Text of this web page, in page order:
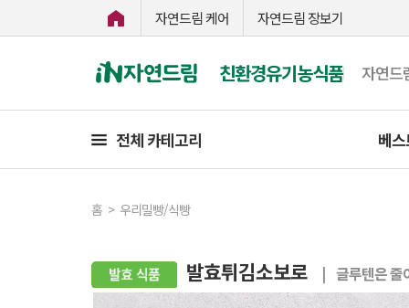
자연드림 케어 자연드림 장보기
친환경유기농식품 자연드
전체 카테고리 베
홈 > 우리밀빵/식빵
발효튀김소보로 | 글루텐은 줄